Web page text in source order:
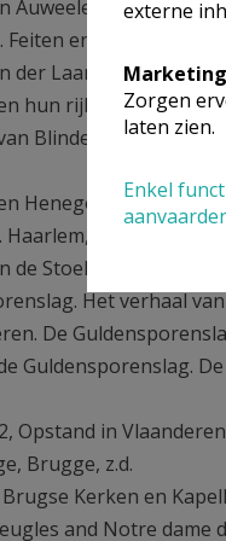
Auweele (red.),
Feiten en mythen van
der Laan, J.L.
hun rijke verleden,
Henegouwen onder
1982, pp. 399-
de Stoeldraaiers,
Het verhaal
De
Guldensporenslag.
Opstand in
Brugge, z.d.
Kerken en
and Notre dame
externe
Zorgen
laten zien.
Enkel